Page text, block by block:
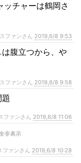
ッチャーは鶴岡さ
ファンさん 2019,6/8 9:53
腹立つから、や
ファンさん 2019,6/8 9:58
ァンさん 2019,6/8 11:06
非表示
ァンさん 2019,6/8 10:28